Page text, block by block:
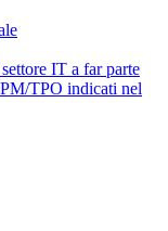
IT a far parte
TPO indicati nel